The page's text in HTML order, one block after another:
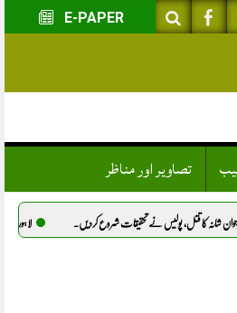
E-PAPER
تصاویر اور مناظر
شروع کردیں. لاہور: پولیس حراست میں ہلاک ہونے والی